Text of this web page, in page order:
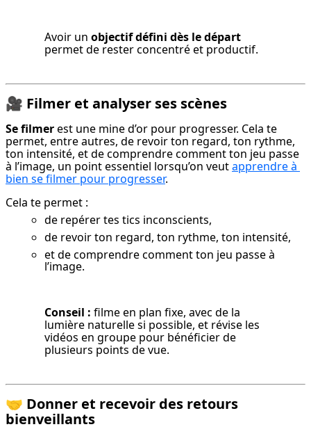
Avoir un objectif défini dès le départ
permet de rester concentré et productif.
🎥 Filmer et analyser ses scènes
Se filmer est une mine d’or pour progresser. Cela te
permet, entre autres, de revoir ton regard, ton rythme,
ton intensité, et de comprendre comment ton jeu passe
à l’image, un point essentiel lorsqu’on veut apprendre à
bien se filmer pour progresser.
Cela te permet :
de repérer tes tics inconscients,
de revoir ton regard, ton rythme, ton intensité,
et de comprendre comment ton jeu passe à
l’image.
Conseil : filme en plan fixe, avec de la
lumière naturelle si possible, et révise les
vidéos en groupe pour bénéficier de
plusieurs points de vue.
🤝 Donner et recevoir des retours
bienveillants